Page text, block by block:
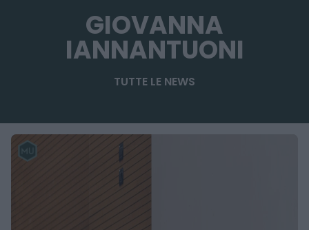
GIOVANNA
IANNANTUONI
TUTTE LE NEWS